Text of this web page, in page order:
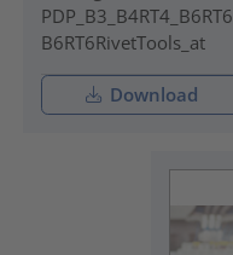
PDP_B3_B4RT4_B6RT6
B6RT6RivetTools_at
Download